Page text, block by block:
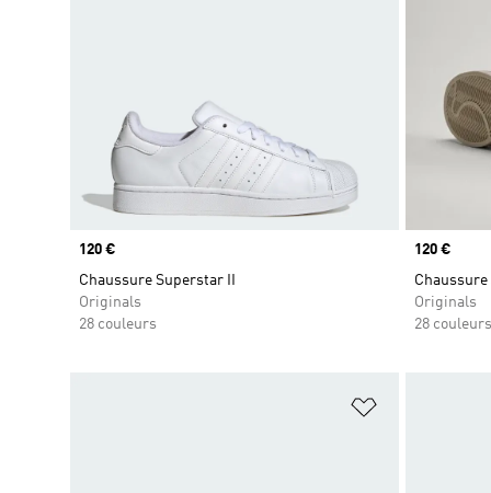
Prix
120 €
Chaussure Superstar II
Originals
28 couleurs
Prix
120 €
Chaussure
Originals
28 couleurs